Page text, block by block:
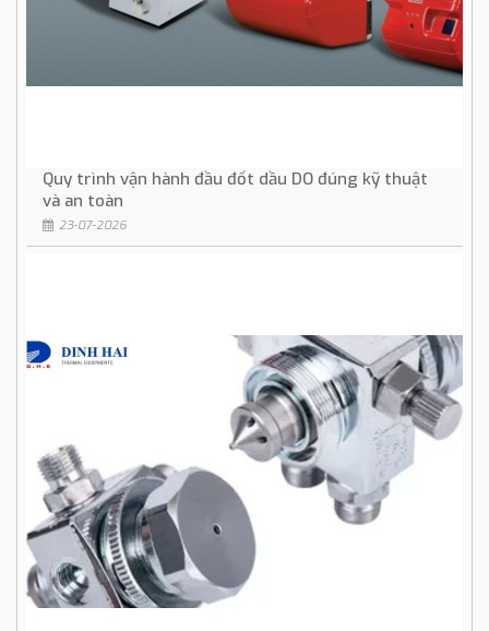
Quy trình vận hành đầu đốt dầu DO đúng kỹ thuật
và an toàn
23-07-2026